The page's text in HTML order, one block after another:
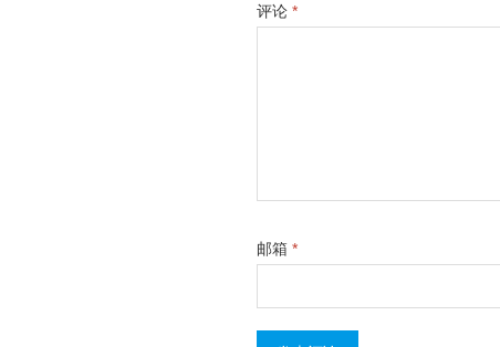
评论 *
邮箱 *